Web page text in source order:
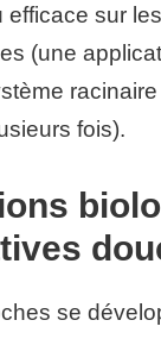
efficace sur
(une
fois).
se